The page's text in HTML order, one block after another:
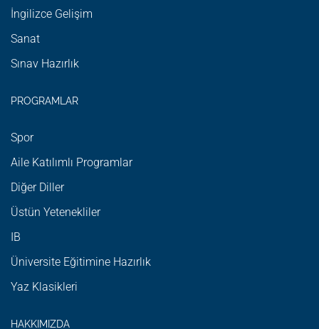
İngilizce Gelişim
Sanat
Sınav Hazırlık
PROGRAMLAR
Spor
Aile Katılımlı Programlar
Diğer Diller
Üstün Yetenekliler
IB
Üniversite Eğitimine Hazırlık
Yaz Klasikleri
HAKKIMIZDA